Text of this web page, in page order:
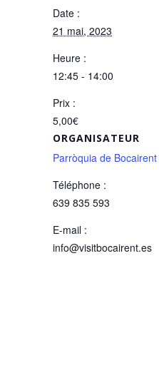
Date :
21 mai, 2023
Heure :
12:45 - 14:00
Prix :
5,00€
ORGANISATEUR
Parròquia de Bocairent
Téléphone :
639 835 593
E-mail :
info@visitbocairent.es